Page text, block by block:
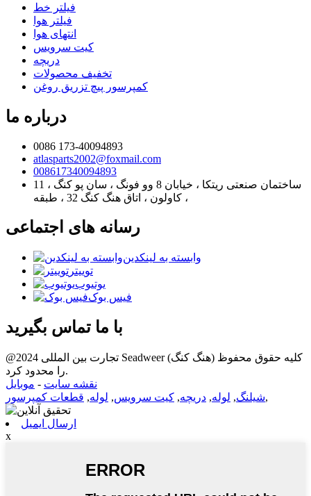
فیلتر خط
فیلتر هوا
انتهای هوا
کیت سرویس
دریچه
تخفیف محصولات
کمپرسور پیچ تزریق روغن
درباره ما
0086 173-40094893
atlasparts2002@foxmail.com
008617340094893
11 ، ساختمان صنعتی ریتکا ، خیابان 8 وو فونگ ، سان پو کنگ
، کاولون ، اتاق هنگ کنگ 32 ، طبقه
رسانه های اجتماعی
وابسته به لینکدین
توییتر
یوتیوب
فیس بوک
با ما تماس بگیرید
@2024 تجارت بین المللی Seadweer (هنگ کنگ) کلیه حقوق محفوظ
را محدود کرد.
نقشه سایت - موبایل
شیلنگ, لوله, دریچه, کیت سرویس, لوله, قطعات کمپرسور ,
ارسال ایمیل
x